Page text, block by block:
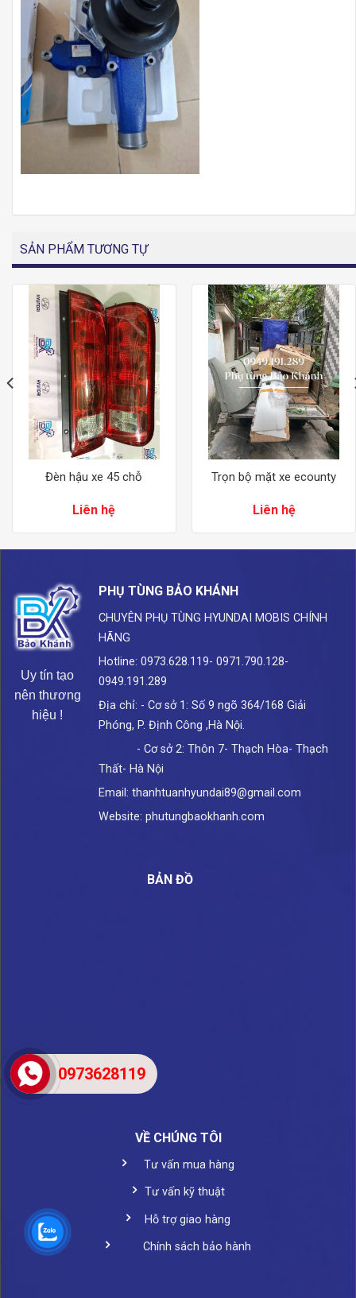
SẢN PHẨM TƯƠNG TỰ
Đèn hậu xe 45 chỗ
Liên hệ
Trọn bộ mặt xe ecounty
Liên hệ
Uy tín tạo
nên thương
hiệu !
PHỤ TÙNG BẢO KHÁNH
CHUYÊN PHỤ TÙNG HYUNDAI MOBIS CHÍNH
HÃNG
Hotline: 0973.628.119- 0971.790.128-
0949.191.289
Địa chỉ: - Cơ sở 1: Số 9 ngõ 364/168 Giải
Phóng, P. Định Công ,Hà Nội.
- Cơ sở 2: Thôn 7- Thạch Hòa- Thạch
Thất- Hà Nội
Email: thanhtuanhyundai89@gmail.com
Website: phutungbaokhanh.com
BẢN ĐỒ
VỀ CHÚNG TÔI
Tư vấn mua hàng
Tư vấn kỹ thuật
Hỗ trợ giao hàng
Chính sách bảo hành
0973628119